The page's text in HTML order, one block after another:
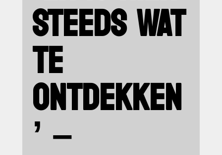
STEEDS WAT
TE
ONTDEKKEN
’ –